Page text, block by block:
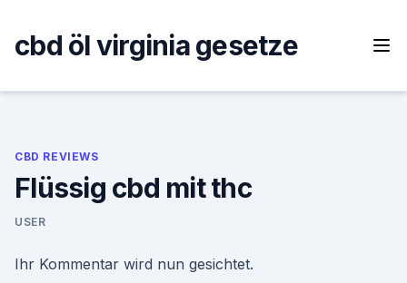
content
cbd öl virginia gesetze
CBD REVIEWS
Flüssig cbd mit thc
USER
Ihr Kommentar wird nun gesichtet.